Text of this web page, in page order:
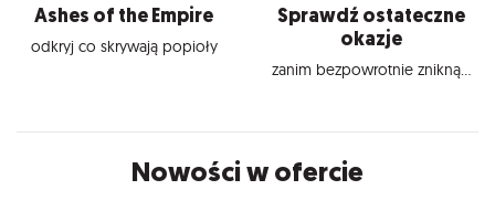
Ashes of the Empire
odkryj co skrywają popioły
Sprawdź ostateczne
okazje
zanim bezpowrotnie znikną...
Nowości w ofercie